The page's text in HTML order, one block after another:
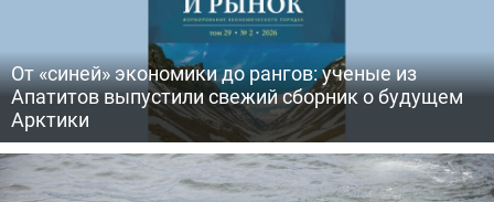
От «синей» экономики до рангов: ученые из
Апатитов выпустили свежий сборник о будущем
Арктики